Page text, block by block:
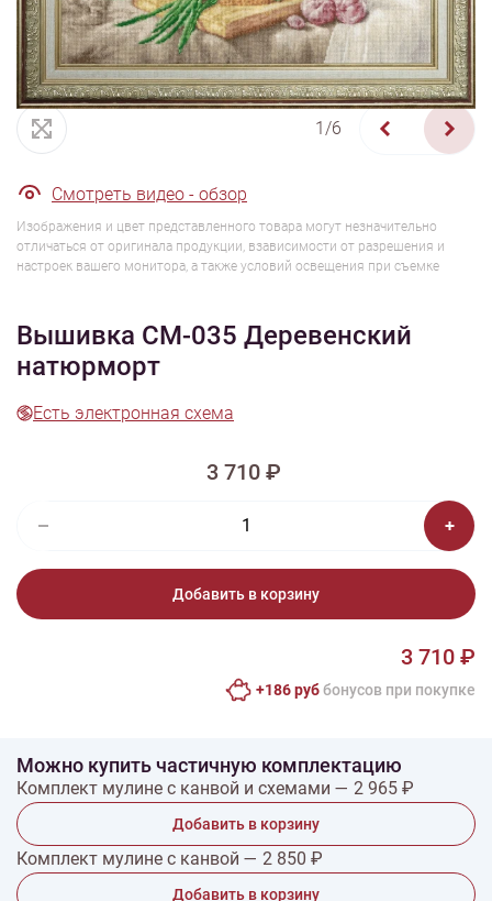
1/6
Смотреть видео - обзор
Изображения и цвет представленного товара могут незначительно
отличаться от оригинала продукции, взависимости от разрешения и
настроек вашего монитора, а также условий освещения при съемке
Вышивка СМ-035 Деревенский
натюрморт
Есть электронная схема
3 710 ₽
Добавить в корзину
3 710 ₽
+186 руббонусов при покупке
Можно купить частичную комплектацию
Комплект мулине с канвой и схемами — 2 965 ₽
Добавить в корзину
Комплект мулине с канвой — 2 850 ₽
Добавить в корзину